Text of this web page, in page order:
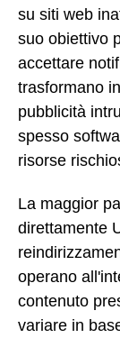
su siti web
suo obiettivo
accettare
trasformano
pubblicità
spesso
risorse
La maggior
direttamente
operano
contenuto
variare in